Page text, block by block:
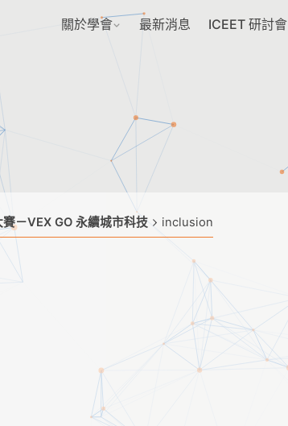
關於學會 最新消息 ICEET 研討會
－VEX GO 永續城市科技 inclusion